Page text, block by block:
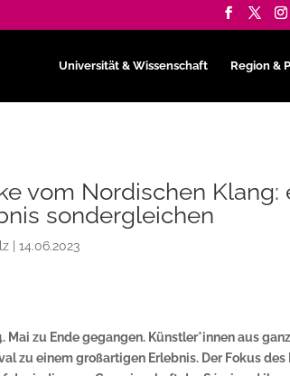
Universität & Wissenschaft Region &
vom Nordischen Klang:
sondergleichen
|14.06.2023
Mai zu Ende gegangen. Künstler*innen aus ganz
zu einem großartigen Erlebnis. Der Fokus